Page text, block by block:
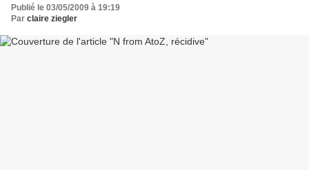
Publié le 03/05/2009 à 19:19
Par claire ziegler